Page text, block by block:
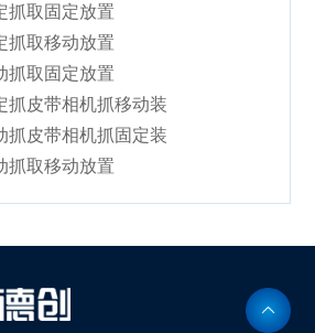
抓取固定放置
抓取移动放置
抓取固定放置
抓皮带相机抓移动装
抓皮带相机抓固定装
抓取移动放置